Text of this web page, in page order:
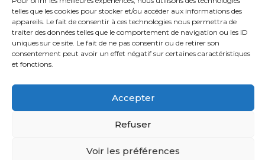
telles que les cookies pour stocker et/ou accéder aux informations des
appareils. Le fait de consentir à ces technologies nous permettra de
traiter des données telles que le comportement de navigation ou les ID
uniques sur ce site. Le fait de ne pas consentir ou de retirer son
consentement peut avoir un effet négatif sur certaines caractéristiques
et fonctions.
Accepter
Refuser
Voir les préférences
vers
la
tranquillité
d’esprit
défi
450 229-2992
50 rue morin,
Sainte-Adèle, Québec
J8B 2P7
Partager
Politique